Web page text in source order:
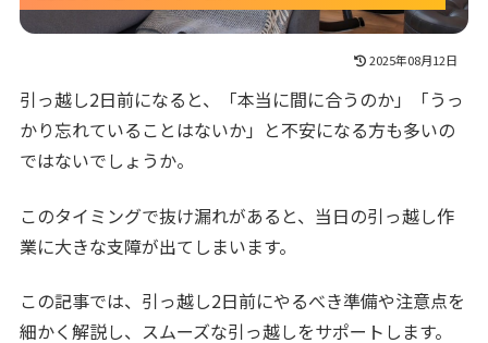
2025年08月12日
引っ越し2日前になると、「本当に間に合うのか」「うっ
かり忘れていることはないか」と不安になる方も多いの
ではないでしょうか。
このタイミングで抜け漏れがあると、当日の引っ越し作
業に大きな支障が出てしまいます。
この記事では、引っ越し2日前にやるべき準備や注意点を
細かく解説し、スムーズな引っ越しをサポートします。